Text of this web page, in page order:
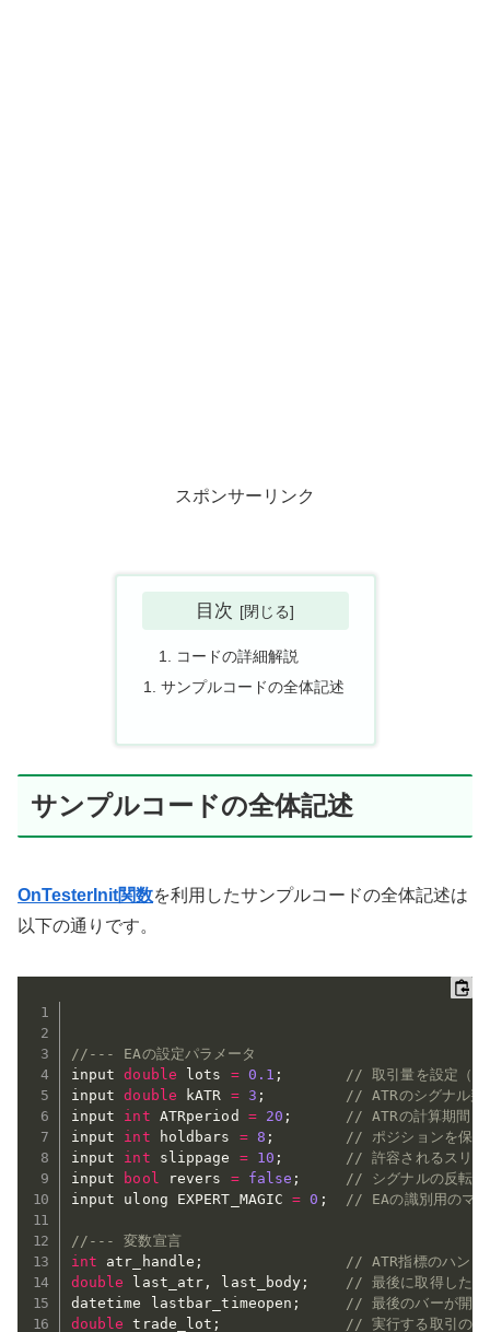
スポンサーリンク
目次
コードの詳細解説
サンプルコードの全体記述
サンプルコードの全体記述
OnTesterInit関数を利用したサンプルコードの全体記述は
以下の通りです。
//--- EAの設定パラメータ
input double lots = 0.1 ;
// 取引量を設定（ロ
input double kATR = 3 ;
// ATRのシグナル判
input int ATRperiod = 20 ;
// ATRの計算期間（
input int holdbars = 8 ;
// ポジションを保持
input int slippage = 10 ;
// 許容されるスリッ
input
bool revers = false ;
// シグナルの反転設
input ulong EXPERT_MAGIC = 0 ; // EAの識別用のマ
//--- 変数宣言
int atr_handle ;
// ATR指標のハンド
double last_atr , last_body ;
// 最後に取得した
datetime lastbar_timeopen ;
// 最後のバーが開い
double trade_lot ;
// 実行する取引のロ